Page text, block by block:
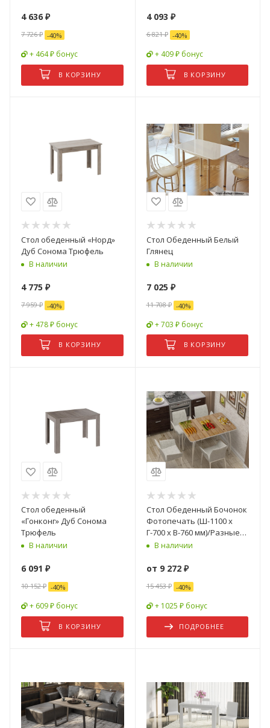
4 636 ₽
7 726₽ -40%
+ 464 ₽ бонус
В КОРЗИНУ
4 093 ₽
6 821₽ -40%
+ 409 ₽ бонус
В КОРЗИНУ
Стол обеденный «Норд»
Дуб Сонома Трюфель
В наличии
4 775 ₽
7 959₽ -40%
+ 478 ₽ бонус
В КОРЗИНУ
Стол Обеденный Белый
Глянец
В наличии
7 025 ₽
11 708₽ -40%
+ 703 ₽ бонус
В КОРЗИНУ
Стол обеденный
«Гонконг» Дуб Сонома
Трюфель
В наличии
6 091 ₽
10 152₽ -40%
+ 609 ₽ бонус
В КОРЗИНУ
Стол Обеденный Бочонок
Фотопечать (Ш-1100 х
Г-700 х В-760 мм)/Разные
Цвета
В наличии
от 9 272 ₽
15 453 ₽ -40%
+ 1025 ₽ бонус
ПОДРОБНЕЕ